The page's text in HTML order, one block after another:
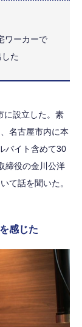
ワーカーで
た
に設立した。素
名古屋市内に本
バイト含めて30
締役の金川公洋
て話を聞いた。
感じた